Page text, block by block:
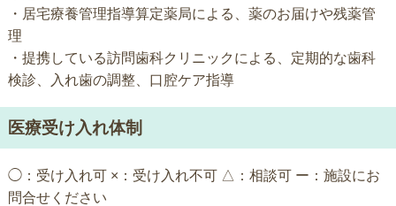
・居宅療養管理指導算定薬局による、薬のお届けや残薬管
理
・提携している訪問歯科クリニックによる、定期的な歯科
検診、入れ歯の調整、口腔ケア指導
医療受け入れ体制
◯：受け入れ可 ×：受け入れ不可 △：相談可 ー：施設にお
問合せください